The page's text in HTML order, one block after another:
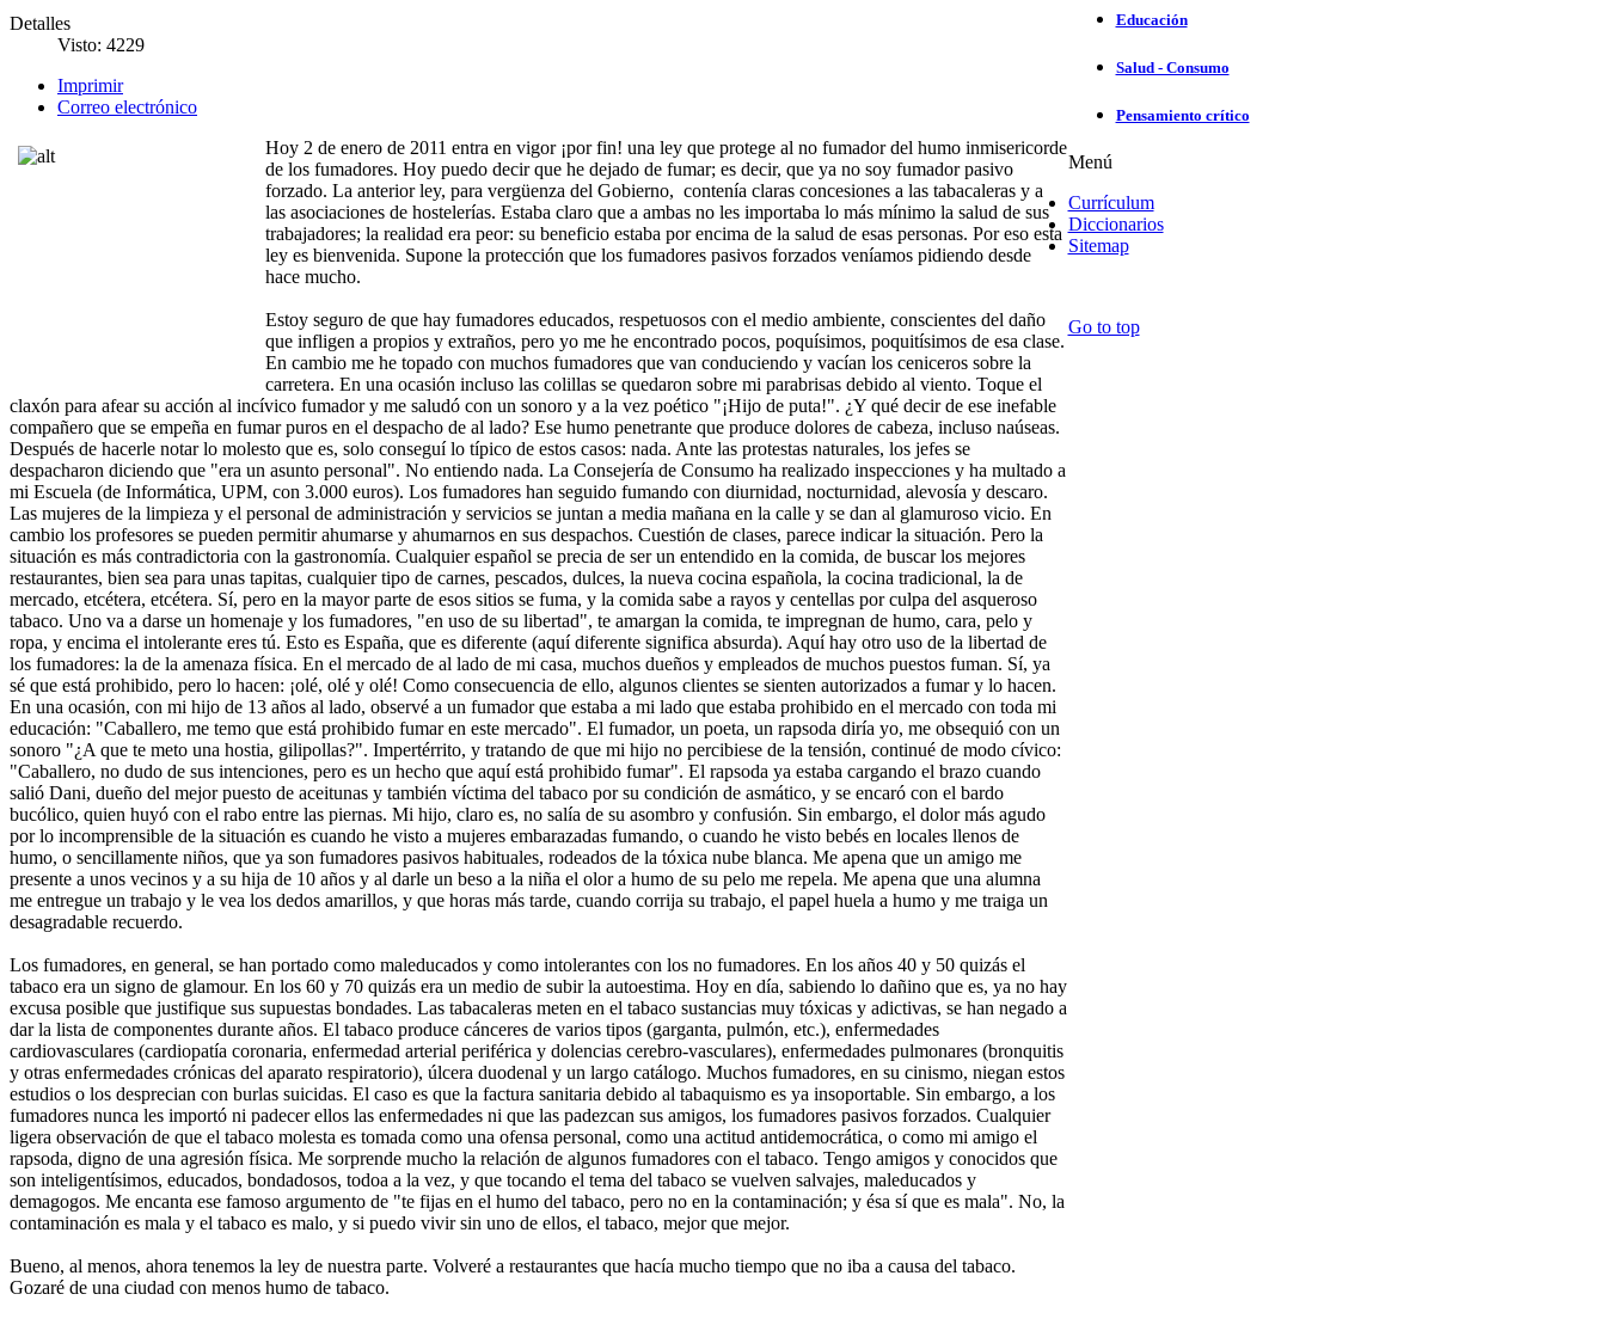
Detalles
Visto: 4229
Imprimir
Correo electrónico
Hoy 2 de enero de 2011 entra en vigor ¡por fin! una ley que protege al no fumador del humo inmisericorde
de los fumadores. Hoy puedo decir que he dejado de fumar; es decir, que ya no soy fumador pasivo
forzado. La anterior ley, para vergüenza del Gobierno, contenía claras concesiones a las tabacaleras y a
las asociaciones de hostelerías. Estaba claro que a ambas no les importaba lo más mínimo la salud de sus
trabajadores; la realidad era peor: su beneficio estaba por encima de la salud de esas personas. Por eso esta
ley es bienvenida. Supone la protección que los fumadores pasivos forzados veníamos pidiendo desde
hace mucho.
Estoy seguro de que hay fumadores educados, respetuosos con el medio ambiente, conscientes del daño
que infligen a propios y extraños, pero yo me he encontrado pocos, poquísimos, poquitísimos de esa clase.
En cambio me he topado con muchos fumadores que van conduciendo y vacían los ceniceros sobre la
carretera. En una ocasión incluso las colillas se quedaron sobre mi parabrisas debido al viento. Toque el
claxón para afear su acción al incívico fumador y me saludó con un sonoro y a la vez poético "¡Hijo de puta!". ¿Y qué decir de ese inefable
compañero que se empeña en fumar puros en el despacho de al lado? Ese humo penetrante que produce dolores de cabeza, incluso naúseas.
Después de hacerle notar lo molesto que es, solo conseguí lo típico de estos casos: nada. Ante las protestas naturales, los jefes se
despacharon diciendo que "era un asunto personal". No entiendo nada. La Consejería de Consumo ha realizado inspecciones y ha multado a
mi Escuela (de Informática, UPM, con 3.000 euros). Los fumadores han seguido fumando con diurnidad, nocturnidad, alevosía y descaro.
Las mujeres de la limpieza y el personal de administración y servicios se juntan a media mañana en la calle y se dan al glamuroso vicio. En
cambio los profesores se pueden permitir ahumarse y ahumarnos en sus despachos. Cuestión de clases, parece indicar la situación. Pero la
situación es más contradictoria con la gastronomía. Cualquier español se precia de ser un entendido en la comida, de buscar los mejores
restaurantes, bien sea para unas tapitas, cualquier tipo de carnes, pescados, dulces, la nueva cocina española, la cocina tradicional, la de
mercado, etcétera, etcétera. Sí, pero en la mayor parte de esos sitios se fuma, y la comida sabe a rayos y centellas por culpa del asqueroso
tabaco. Uno va a darse un homenaje y los fumadores, "en uso de su libertad", te amargan la comida, te impregnan de humo, cara, pelo y
ropa, y encima el intolerante eres tú. Esto es España, que es diferente (aquí diferente significa absurda). Aquí hay otro uso de la libertad de
los fumadores: la de la amenaza física. En el mercado de al lado de mi casa, muchos dueños y empleados de muchos puestos fuman. Sí, ya
sé que está prohibido, pero lo hacen: ¡olé, olé y olé! Como consecuencia de ello, algunos clientes se sienten autorizados a fumar y lo hacen.
En una ocasión, con mi hijo de 13 años al lado, observé a un fumador que estaba a mi lado que estaba prohibido en el mercado con toda mi
educación: "Caballero, me temo que está prohibido fumar en este mercado". El fumador, un poeta, un rapsoda diría yo, me obsequió con un
sonoro "¿A que te meto una hostia, gilipollas?". Impertérrito, y tratando de que mi hijo no percibiese de la tensión, continué de modo cívico:
"Caballero, no dudo de sus intenciones, pero es un hecho que aquí está prohibido fumar". El rapsoda ya estaba cargando el brazo cuando
salió Dani, dueño del mejor puesto de aceitunas y también víctima del tabaco por su condición de asmático, y se encaró con el bardo
bucólico, quien huyó con el rabo entre las piernas. Mi hijo, claro es, no salía de su asombro y confusión. Sin embargo, el dolor más agudo
por lo incomprensible de la situación es cuando he visto a mujeres embarazadas fumando, o cuando he visto bebés en locales llenos de
humo, o sencillamente niños, que ya son fumadores pasivos habituales, rodeados de la tóxica nube blanca. Me apena que un amigo me
presente a unos vecinos y a su hija de 10 años y al darle un beso a la niña el olor a humo de su pelo me repela. Me apena que una alumna
me entregue un trabajo y le vea los dedos amarillos, y que horas más tarde, cuando corrija su trabajo, el papel huela a humo y me traiga un
desagradable recuerdo.
Los fumadores, en general, se han portado como maleducados y como intolerantes con los no fumadores. En los años 40 y 50 quizás el
tabaco era un signo de glamour. En los 60 y 70 quizás era un medio de subir la autoestima. Hoy en día, sabiendo lo dañino que es, ya no hay
excusa posible que justifique sus supuestas bondades. Las tabacaleras meten en el tabaco sustancias muy tóxicas y adictivas, se han negado a
dar la lista de componentes durante años. El tabaco produce cánceres de varios tipos (garganta, pulmón, etc.), enfermedades
cardiovasculares (cardiopatía coronaria, enfermedad arterial periférica y dolencias cerebro-vasculares), enfermedades pulmonares (bronquitis
y otras enfermedades crónicas del aparato respiratorio), úlcera duodenal y un largo catálogo. Muchos fumadores, en su cinismo, niegan estos
estudios o los desprecian con burlas suicidas. El caso es que la factura sanitaria debido al tabaquismo es ya insoportable. Sin embargo, a los
fumadores nunca les importó ni padecer ellos las enfermedades ni que las padezcan sus amigos, los fumadores pasivos forzados. Cualquier
ligera observación de que el tabaco molesta es tomada como una ofensa personal, como una actitud antidemocrática, o como mi amigo el
rapsoda, digno de una agresión física. Me sorprende mucho la relación de algunos fumadores con el tabaco. Tengo amigos y conocidos que
son inteligentísimos, educados, bondadosos, todoa a la vez, y que tocando el tema del tabaco se vuelven salvajes, maleducados y
demagogos. Me encanta ese famoso argumento de "te fijas en el humo del tabaco, pero no en la contaminación; y ésa sí que es mala". No, la
contaminación es mala y el tabaco es malo, y si puedo vivir sin uno de ellos, el tabaco, mejor que mejor.
Bueno, al menos, ahora tenemos la ley de nuestra parte. Volveré a restaurantes que hacía mucho tiempo que no iba a causa del tabaco.
Gozaré de una ciudad con menos humo de tabaco.
Educación
Salud - Consumo
Pensamiento crítico
Menú
Currículum
Diccionarios
Sitemap
Go to top